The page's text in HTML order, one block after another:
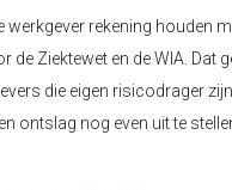
werkgever rekening houden
Ziektewet en de WIA. Dat
die eigen risicodrager
ontslag nog even uit te